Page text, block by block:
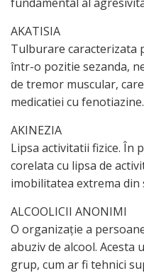
AKATISIA
Tulburare caracterizata
într-o pozitie sezanda,
de tremor muscular,
medicatiei cu fenotiazine.
AKINEZIA
Lipsa activitatii fizice. În
corelata cu lipsa de
imobilitatea extrema din
ALCOOLICII ANONIMI
O organizaţie a
abuziv de alcool. Acesta
grup, cum ar fi tehnici